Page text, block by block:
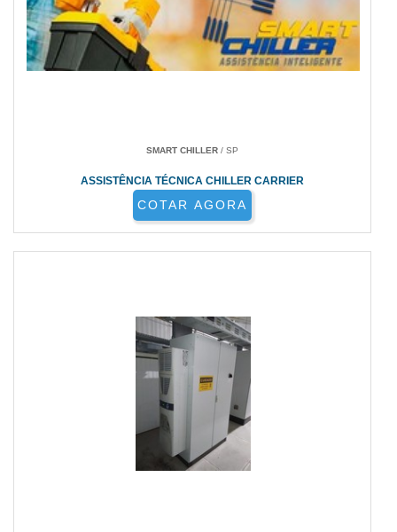
SMART CHILLER / SP
ASSISTÊNCIA TÉCNICA CHILLER CARRIER
COTAR AGORA